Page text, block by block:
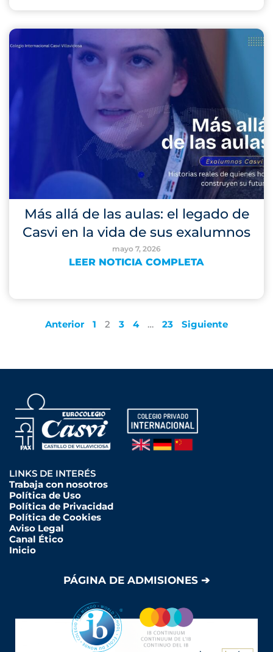
Más allá de las aulas: el legado de
Casvi en la vida de sus exalumnos
mayo 7, 2026
LEER NOTICIA COMPLETA
Anterior 1 2 3 4 … 23 Siguiente
LINKS DE INTERÉS
Trabaja con nosotros
Política de Uso
Política de Privacidad
Política de Cookies
Aviso Legal
Canal Ético
Inicio
PÁGINA DE ADMISIONES ➔